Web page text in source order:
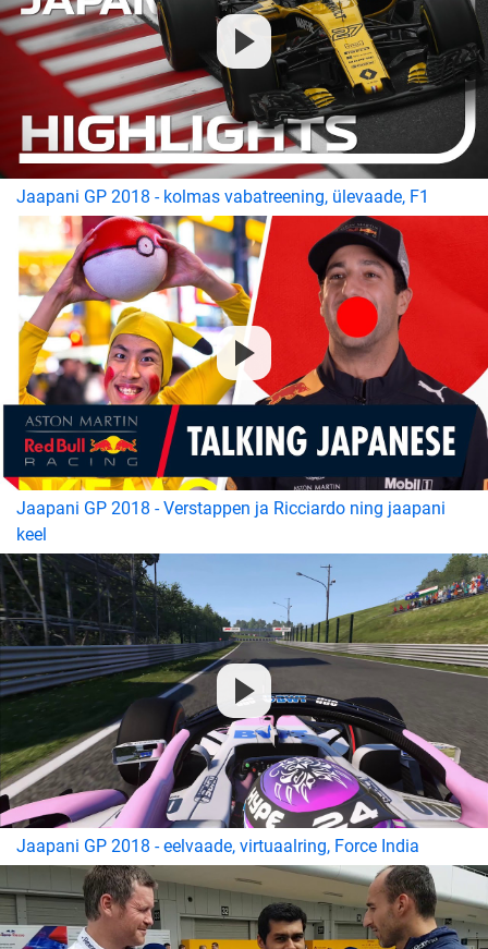
Jaapani GP 2018 - kolmas vabatreening, ülevaade, F1
Jaapani GP 2018 - Verstappen ja Ricciardo ning jaapani
keel
Jaapani GP 2018 - eelvaade, virtuaalring, Force India